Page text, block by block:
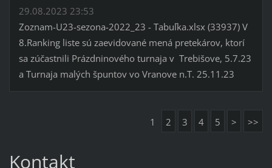
29.08.2023 23:53
Zoznam-U23-sezona-2022_23 - Tabuľka.xlsx (33937) V
8.Ranking liste sú zaevidované mená pretekárov, ktorí
sa zúčastnili Prázdninového turnaja v Trebišove, 5.7.23
a Turnaja malých špuntov vo Vranove n.T. 25.11.23
1 2 3 4 5 > >>
Kontakt